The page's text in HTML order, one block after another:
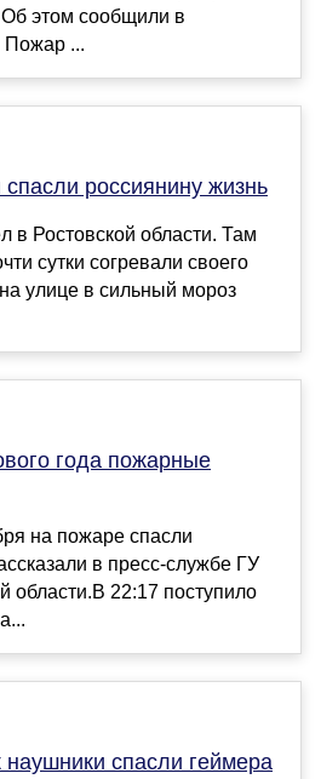
этом сообщили в
Пожар ...
россиянину жизнь
в Ростовской области. Там
сутки согревали своего
улице в сильный мороз
года пожарные
на пожаре спасли
в пресс-службе ГУ
области.В 22:17 поступило
наушники спасли геймера